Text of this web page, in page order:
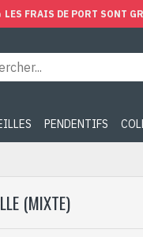
LES FRAIS DE PORT SONT
PENDENTIFS
(MIXTE)